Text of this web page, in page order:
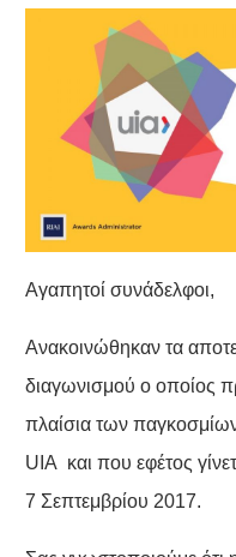
Αγαπητοί συνάδελφοι,
Ανακοινώθηκαν τα
διαγωνισμού ο οποίος
πλαίσια των
UIA και που εφέτος
7 Σεπτεμβρίου 2017.